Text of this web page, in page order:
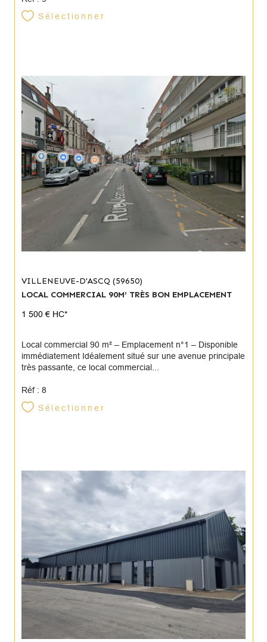
Sélectionner
VILLENEUVE-D'ASCQ (59650)
LOCAL COMMERCIAL 90M² TRÈS BON EMPLACEMENT
1 500 € HC*
Local commercial 90 m² – Emplacement n°1 – Disponible
immédiatement Idéalement situé sur une avenue principale
très passante, ce local commercial...
Réf : 8
Sélectionner